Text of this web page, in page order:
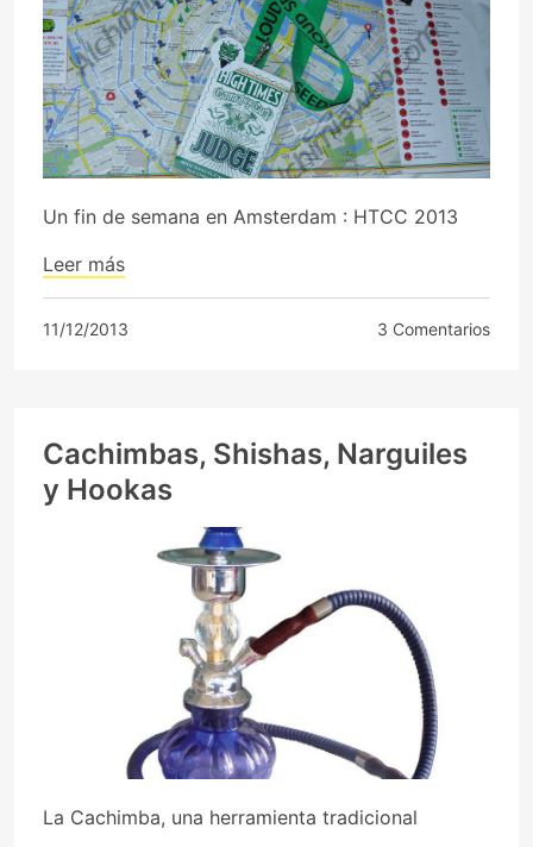
Un fin de semana en Amsterdam : HTCC 2013
Leer más
11/12/2013 3 Comentarios
Cachimbas, Shishas, Narguiles
y Hookas
La Cachimba, una herramienta tradicional